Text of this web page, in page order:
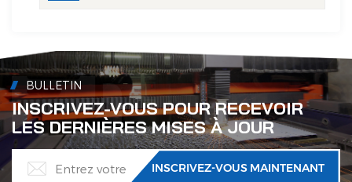
BULLETIN
INSCRIVEZ-VOUS POUR RECEVOIR
LES DERNIÈRES MISES À JOUR